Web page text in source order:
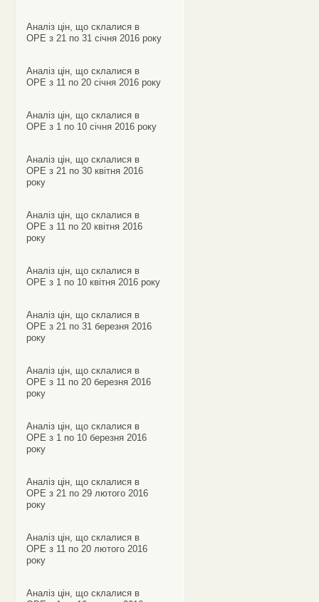
Аналіз цін, що склалися в
ОРЕ з 21 по 31 січня 2016 року
Аналіз цін, що склалися в
ОРЕ з 11 по 20 січня 2016 року
Аналіз цін, що склалися в
ОРЕ з 1 по 10 січня 2016 року
Аналіз цін, що склалися в
ОРЕ з 21 по 30 квітня 2016
року
Аналіз цін, що склалися в
ОРЕ з 11 по 20 квітня 2016
року
Аналіз цін, що склалися в
ОРЕ з 1 по 10 квітня 2016 року
Аналіз цін, що склалися в
ОРЕ з 21 по 31 березня 2016
року
Аналіз цін, що склалися в
ОРЕ з 11 по 20 березня 2016
року
Аналіз цін, що склалися в
ОРЕ з 1 по 10 березня 2016
року
Аналіз цін, що склалися в
ОРЕ з 21 по 29 лютого 2016
року
Аналіз цін, що склалися в
ОРЕ з 11 по 20 лютого 2016
року
Аналіз цін, що склалися в